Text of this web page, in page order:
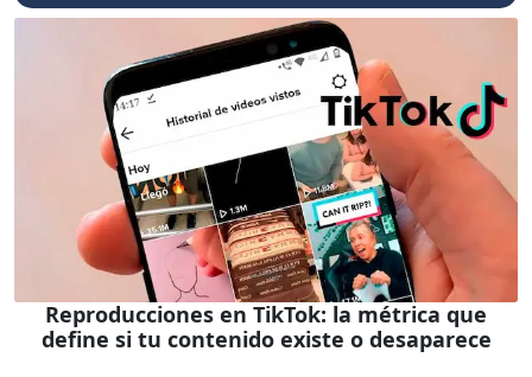
Reproducciones en TikTok: la métrica que
define si tu contenido existe o desaparece